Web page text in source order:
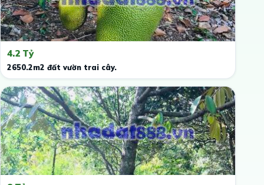
4.2 Tỷ
2650.2m2 đất vườn trai cây.